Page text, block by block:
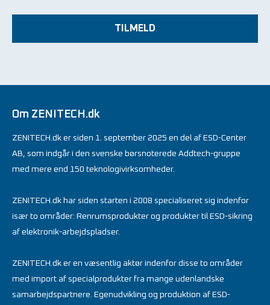
TILMELD
Om ZENITECH.dk
ZENITECH.dk er siden 1. september 2025 en del af ESD-Center
AB, som indgår i den svenske børsnoterede Addtech-gruppe
med mere end 150 teknologivirksomheder.
ZENITECH.dk har siden starten i 2008 specialiseret sig indenfor
især to områder: Renrumsprodukter og produkter til ESD-sikring
af elektronik-arbejdspladser.
ZENITECH.dk er en væsentlig aktør indenfor disse to områder
med import af specialprodukter fra mange udenlandske
samarbejdspartnere. Egenudvikling og produktion af ESD-